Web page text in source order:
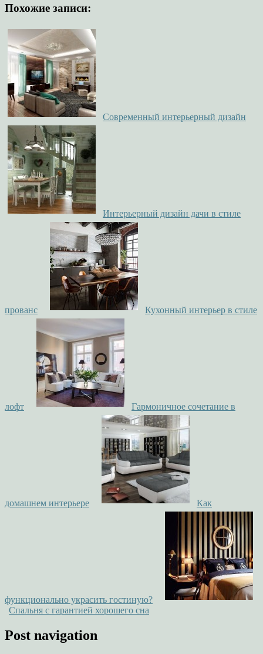
Похожие записи:
Современный интерьерный дизайн
Интерьерный дизайн дачи в стиле
прованс Кухонный интерьер в стиле
лофт Гармоничное сочетание в
домашнем интерьере Как
функционально украсить гостиную?
Спальня с гарантией хорошего сна
Post navigation